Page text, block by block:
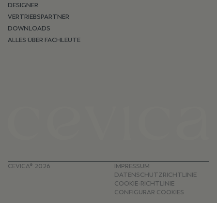
DESIGNER
VERTRIEBSPARTNER
DOWNLOADS
ALLES ÜBER FACHLEUTE
CEVICA® 2026
IMPRESSUM
DATENSCHUTZRICHTLINIE
COOKIE-RICHTLINIE
CONFIGURAR COOKIES